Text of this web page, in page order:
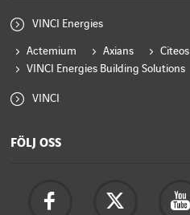
VINCI Energies
Actemium Axians Citeos
VINCI Energies Building Solutions
VINCI
FÖLJ OSS